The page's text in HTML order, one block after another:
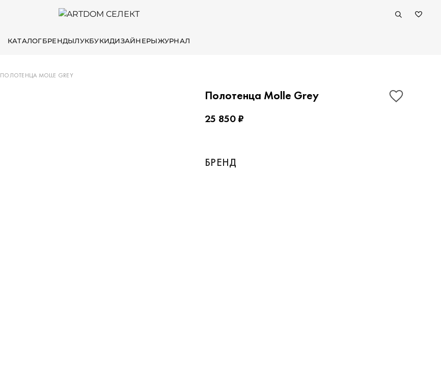
КАТАЛОГБРЕНДЫЛУКБУКИДИЗАЙНЕРЫЖУРНАЛ
ПОЛОТЕНЦА MOLLE GREY
Полотенца Molle Grey
25 850 ₽